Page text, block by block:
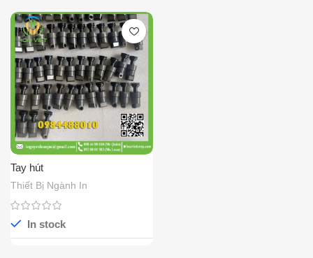
Tay hút
Thiết Bị Ngành In
In stock